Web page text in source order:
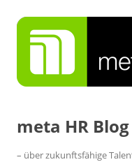
Inhalt
springen
meta HR Blog
– über zukunftsfähige